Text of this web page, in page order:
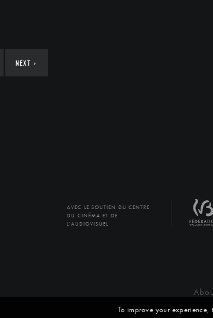
NEXT ›
AVEC LE SOUTIEN DU CENTRE
DU CINÉMA ET DE
L'AUDIOVISUEL
To improve your experience,